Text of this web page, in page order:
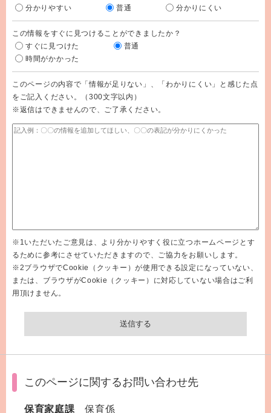
分かりやすい
普通 分かりにくい
この情報をすぐに見つけることができましたか？
すぐに見つけた
普通
時間がかかった
このページの内容で「情報が足りない」、「わかりにくい」と感じた点
をご記入ください。（300文字以内）
※返信はできませんので、ご了承ください。
※1いただいたご意見は、より分かりやすく役に立つホームページとす
るために参考にさせていただきますので、ご協力をお願いします。
※2ブラウザでCookie（クッキー）が使用できる設定になっていない、
または、ブラウザがCookie（クッキー）に対応していない場合はご利
用頂けません。
このページに関するお問い合わせ先
保育家庭課 保育係